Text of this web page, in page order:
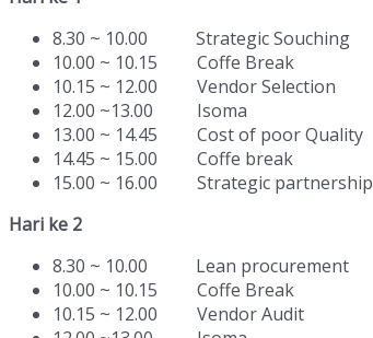
8.30 ~ 10.00 Strategic Souching
10.00 ~ 10.15 Coffe Break
10.15 ~ 12.00 Vendor Selection
12.00 ~13.00 Isoma
13.00 ~ 14.45 Cost of poor Quality
14.45 ~ 15.00 Coffe break
15.00 ~ 16.00 Strategic partnership
Hari ke 2
8.30 ~ 10.00 Lean procurement
10.00 ~ 10.15 Coffe Break
10.15 ~ 12.00 Vendor Audit